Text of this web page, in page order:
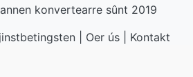
konvertearre sûnt 2019
Oer ús
Kontakt